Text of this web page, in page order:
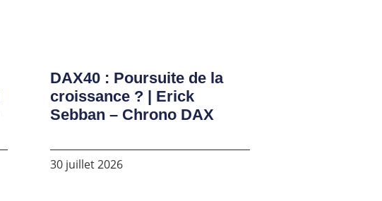
DAX40 : Poursuite de la
croissance ? | Erick
Sebban – Chrono DAX
30 juillet 2026